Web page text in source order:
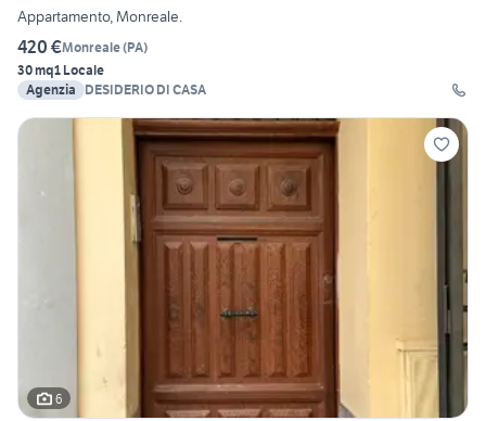
Appartamento, Monreale.
420 €Monreale(PA)
30 mq1 Locale
Agenzia
DESIDERIO DI CASA
6